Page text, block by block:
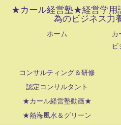
★カール経営塾★経営学用
為のビジネス力
ホーム
カ
ビ
コンサルティング＆研修
認定コンサルタント
★カール経営塾動画★
★熱海風水＆グリーン